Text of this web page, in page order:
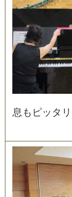
息 も ピッ タ リ